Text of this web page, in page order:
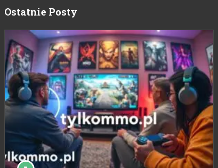
Ostatnie Posty